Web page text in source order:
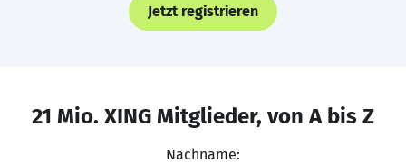
Jetzt registrieren
21 Mio. XING Mitglieder, von A bis Z
Nachname: